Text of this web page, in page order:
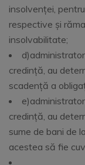
insolvenţei,
respective şi
insolvabilitate;
credinţă, au
scadenţă a
credinţă, au
sume de bani de
acestea să fie